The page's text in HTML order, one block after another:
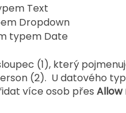
Text
Dropdown
typem Date
(1), který
(2).  U datového
více osob přes Allow